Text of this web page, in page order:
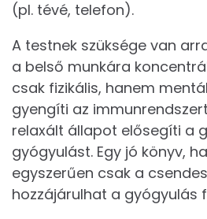
(pl. tévé, telefon).
A testnek szüksége van
a belső munkára
csak fizikális, hanem
gyengíti az
relaxált állapot elősegíti a
gyógyulást. Egy jó könyv,
egyszerűen csak a
hozzájárulhat a gyógyulás